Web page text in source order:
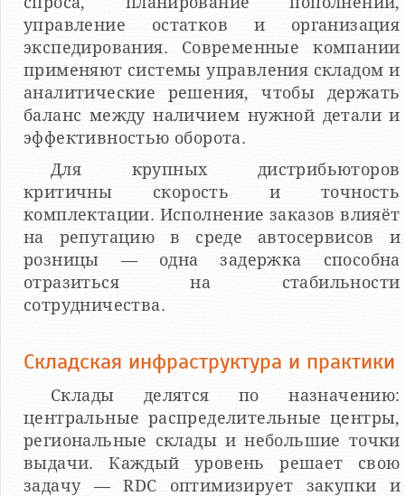
управление остатков и организация
экспедирования. Современные компании
применяют системы управления складом и
аналитические решения, чтобы держать
баланс между наличием нужной детали и
эффективностью оборота.
Для крупных дистрибьюторов
критичны скорость и точность
комплектации. Исполнение заказов влияёт
на репутацию в среде автосервисов и
розницы — одна задержка способна
отразиться на стабильности
сотрудничества.
Складская инфраструктура и практики
Склады делятся по назначению:
центральные распределительные центры,
региональные склады и небольшие точки
выдачи. Каждый уровень решает свою
задачу — RDC оптимизирует закупки и